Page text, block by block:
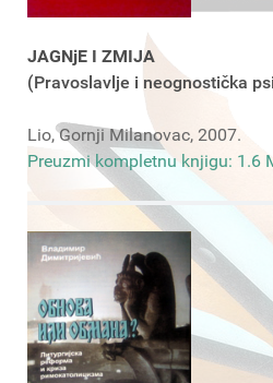
JAGNjE I ZMIJA
(Pravoslavlje i neognostička
Lio, Gornji Milanovac, 2007.
Preuzmi kompletnu knjigu: 1.6